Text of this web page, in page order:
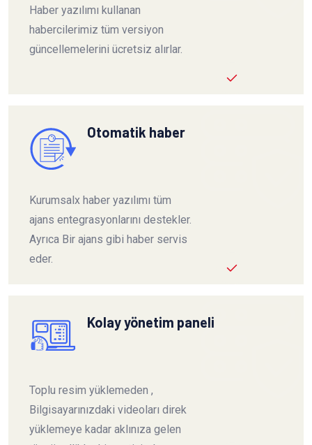
Haber yazılımı kullanan
habercilerimiz tüm versiyon
güncellemelerini ücretsiz alırlar.
Otomatik haber
Kurumsalx haber yazılımı tüm
ajans entegrasyonlarını destekler.
Ayrıca Bir ajans gibi haber servis
eder.
Kolay yönetim paneli
Toplu resim yüklemeden ,
Bilgisayarınızdaki videoları direk
yüklemeye kadar aklınıza gelen